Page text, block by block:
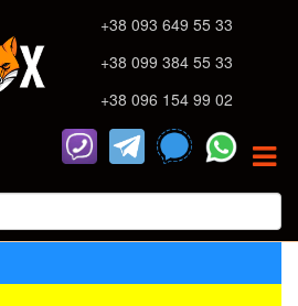
+38 093 649 55 33
+38 099 384 55 33
+38 096 154 99 02